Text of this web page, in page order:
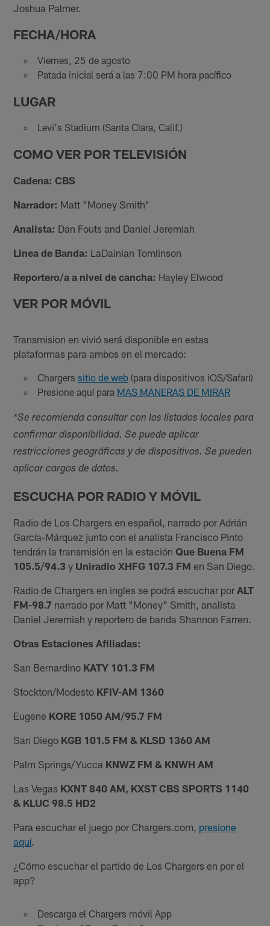
Joshua Palmer.
FECHA/HORA
Viernes, 25 de agosto
Patada inicial será a las 7:00 PM hora pacífico
LUGAR
Levi's Stadium (Santa Clara, Calif.)
COMO VER POR TELEVISIÓN
Cadena: CBS
Narrador: Matt "Money Smith"
Analista: Dan Fouts and Daniel Jeremiah
Linea de Banda: LaDainian Tomlinson
Reportero/a a nivel de cancha: Hayley Elwood
VER POR MÓVIL
Transmision en vivió será disponible en estas
plataformas para ambos en el mercado:
Chargers sitio de web(para dispositivos iOS/Safari)
Presione aquí para MAS MANERAS DE MIRAR
*Se recomienda consultar con los listados locales para
confirmar disponibilidad. Se puede aplicar
restricciones geográficas y de dispositivos. Se pueden
aplicar cargos de datos.
ESCUCHA POR RADIO Y MÓVIL
Radio de Los Chargers en español, narrado por Adrián
García-Márquez junto con el analista Francisco Pinto
tendrán la transmisión en la estaciónQue Buena FM
105.5/94.3 y Uniradio XHFG 107.3 FM en San Diego.
Radio de Chargers en ingles se podrá escuchar por ALT
FM-98.7 narrado por Matt "Money" Smith, analista
Daniel Jeremiah y reportero de banda Shannon Farren.
Otras Estaciones Afiliadas:
San Bernardino KATY 101.3 FM
Stockton/Modesto KFIV-AM 1360
Eugene KORE 1050 AM/95.7 FM
San Diego KGB 101.5 FM & KLSD 1360 AM
Palm Springs/Yucca KNWZ FM & KNWH AM
Las Vegas KXNT 840 AM, KXST CBS SPORTS 1140
& KLUC 98.5 HD2
Para escuchar el juego por Chargers.com, presione
aquí.
¿Cómo escuchar el partido de Los Chargers en por el
app?
Descarga el Chargers móvil App